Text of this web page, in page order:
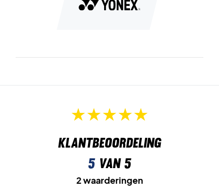
Klantbeoordeling
5van 5
2 waarderingen